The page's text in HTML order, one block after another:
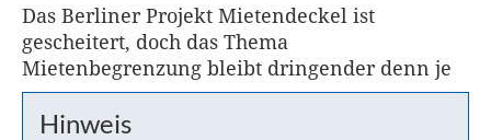
Das Berliner Projekt Mietendeckel ist
gescheitert, doch das Thema
Mietenbegrenzung bleibt dringender denn je
Hinweis